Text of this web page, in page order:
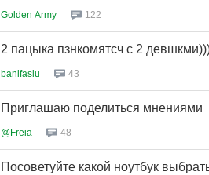
Golden Army 122
2 пацыка пзнкомятсч с 2
banifasiu 43
Приглашаю поделиться мнениями
@Freia 48
Посоветуйте какой ноутбук